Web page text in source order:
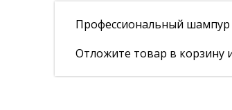
Профессиональный шампур
Отложите товар в корзину